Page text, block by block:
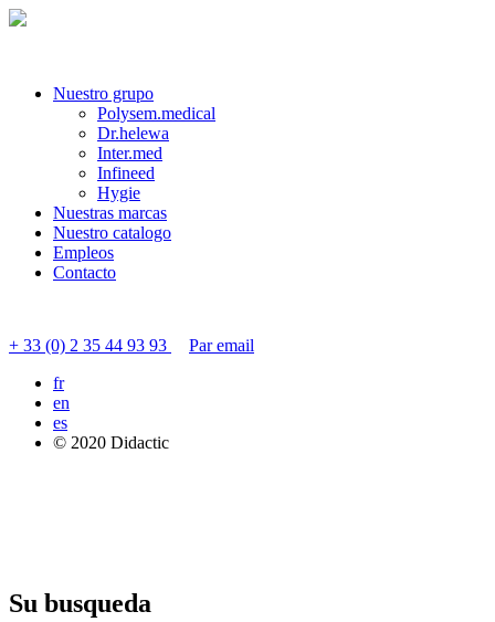
Nuestro grupo
Polysem.medical
Dr.helewa
Inter.med
Infineed
Hygie
Nuestras marcas
Nuestro catalogo
Empleos
Contacto
+ 33 (0) 2 35 44 93 93
Par email
fr
en
es
© 2020 Didactic
Su busqueda